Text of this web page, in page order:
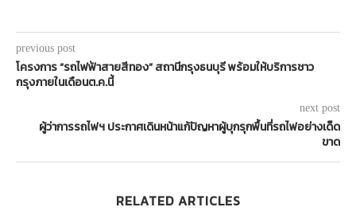
previous post
โครงการ “รถไฟฟ้าสายสีทอง” สถานีกรุงธนบุรี พร้อมให้บริการชาว
กรุงภายในเดือนต.ค.นี้
next post
ผู้ว่าการรถไฟฯ ประกาศเดินหน้าแก้ปัญหาผู้บุกรุกพื้นที่รถไฟอย่างเด็ด
ขาด
RELATED ARTICLES